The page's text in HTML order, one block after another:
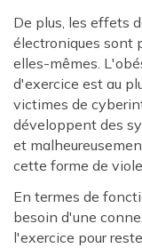
De plus, les effets
électroniques sont
elles-mêmes.
d'exercice est au
victimes de
développent des
et
cette forme de
En termes de
besoin d'une
l'exercice pour